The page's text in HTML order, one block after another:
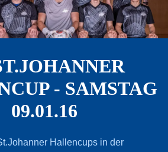
- SAMSTAG
09.01.16
Hallencups in der